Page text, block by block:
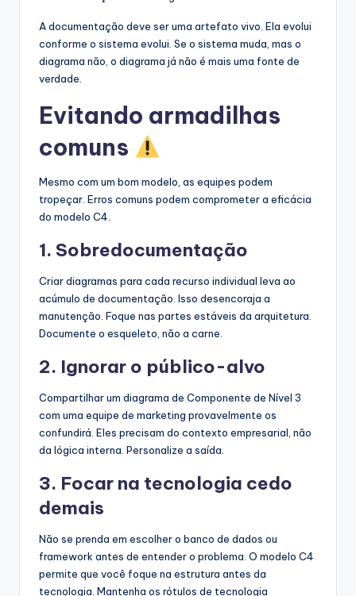
A documentação deve ser uma artefato vivo. Ela evolui
conforme o sistema evolui. Se o sistema muda, mas o
diagrama não, o diagrama já não é mais uma fonte de
verdade.
Evitando armadilhas
comuns
Mesmo com um bom modelo, as equipes podem
tropeçar. Erros comuns podem comprometer a eficácia
do modelo C4.
1. Sobredocumentação
Criar diagramas para cada recurso individual leva ao
acúmulo de documentação. Isso desencoraja a
manutenção. Foque nas partes estáveis da arquitetura.
Documente o esqueleto, não a carne.
2. Ignorar o público-alvo
Compartilhar um diagrama de Componente de Nível 3
com uma equipe de marketing provavelmente os
confundirá. Eles precisam do contexto empresarial, não
da lógica interna. Personalize a saída.
3. Focar na tecnologia cedo
demais
Não se prenda em escolher o banco de dados ou
framework antes de entender o problema. O modelo C4
permite que você foque na estrutura antes da
tecnologia. Mantenha os rótulos de tecnologia